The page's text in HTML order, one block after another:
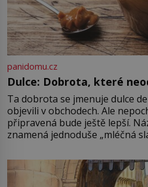
panidomu.cz
Dulce: Dobrota, které
Ta dobrota se jmenuje dulce
objevili v obchodech. Ale
připravená bude ještě lepší.
znamená jednoduše „mléčná
pře hned několik
Francie, kde se traduje,